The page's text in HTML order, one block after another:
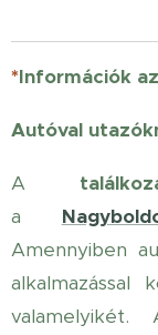
*Információk
Autóval
A
a
Amennyiben